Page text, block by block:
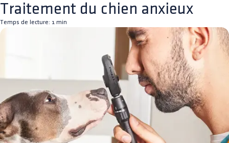
Traitement du chien anxieux
Temps de lecture: 1 min